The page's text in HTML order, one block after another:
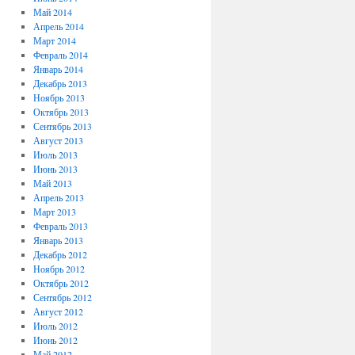
Май 2014
Апрель 2014
Март 2014
Февраль 2014
Январь 2014
Декабрь 2013
Ноябрь 2013
Октябрь 2013
Сентябрь 2013
Август 2013
Июль 2013
Июнь 2013
Май 2013
Апрель 2013
Март 2013
Февраль 2013
Январь 2013
Декабрь 2012
Ноябрь 2012
Октябрь 2012
Сентябрь 2012
Август 2012
Июль 2012
Июнь 2012